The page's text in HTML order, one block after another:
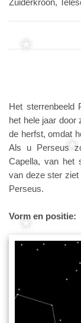
Zuiderkroon,
Het sterrenbeeld
het hele jaar door
de herfst, omdat
Als u Perseus
Capella, van het
van deze ster
Perseus.
Vorm en positie: